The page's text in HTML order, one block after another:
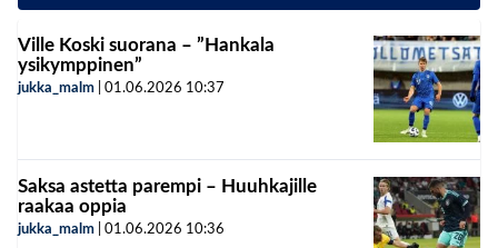
Ville Koski suorana – ”Hankala
ysikymppinen”
jukka_malm 01.06.2026 10:37
Saksa astetta parempi – Huuhkajille
raakaa oppia
jukka_malm 01.06.2026 10:36